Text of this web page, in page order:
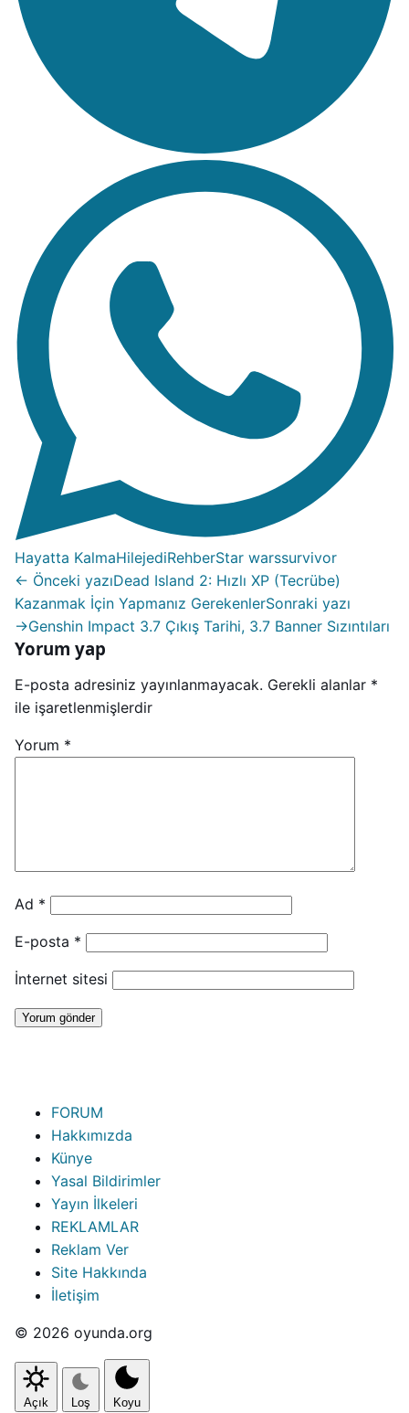
Hayatta KalmaHilejediRehberStar warssurvivor
← Önceki yazıDead Island 2: Hızlı XP (Tecrübe)
Kazanmak İçin Yapmanız GerekenlerSonraki yazı
→Genshin Impact 3.7 Çıkış Tarihi, 3.7 Banner Sızıntıları
Yorum yap
E-posta adresiniz yayınlanmayacak. Gerekli alanlar *
ile işaretlenmişlerdir
Yorum *
Ad *
E-posta *
İnternet sitesi
FORUM
Hakkımızda
Künye
Yasal Bildirimler
Yayın İlkeleri
REKLAMLAR
Reklam Ver
Site Hakkında
İletişim
© 2026 oyunda.org
Açık Loş Koyu